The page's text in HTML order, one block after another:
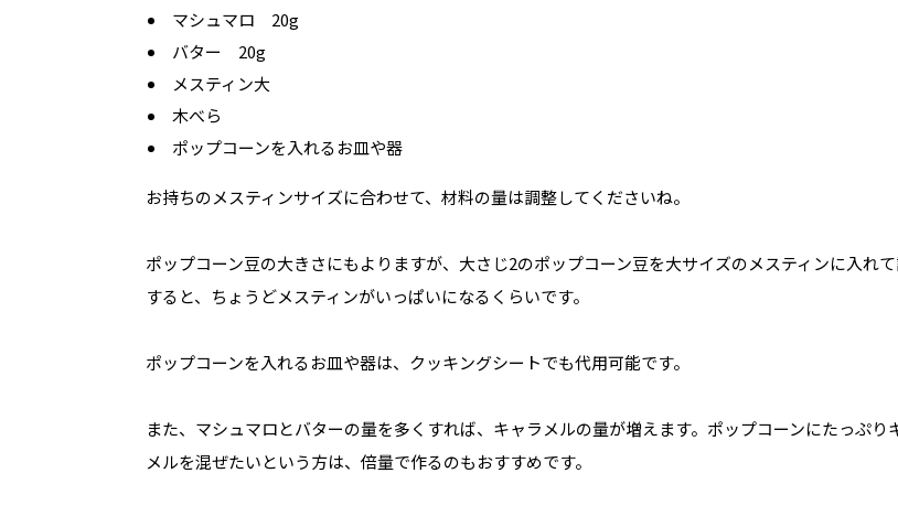
マシュマロ 20g
バター 20g
メスティン大
木べら
ポップコーンを入れるお皿や器
お持ちのメスティンサイズに合わせて、材料の量は調整してくださいね。
ポップコーン豆の大きさにもよりますが、大さじ2のポップコーン豆を大サイズのメスティンに入れ
すると、ちょうどメスティンがいっぱいになるくらいです。
ポップコーンを入れるお皿や器は、クッキングシートでも代用可能です。
また、マシュマロとバターの量を多くすれば、キャラメルの量が増えます。ポップコーンにたっぷり
メルを混ぜたいという方は、倍量で作るのもおすすめです。